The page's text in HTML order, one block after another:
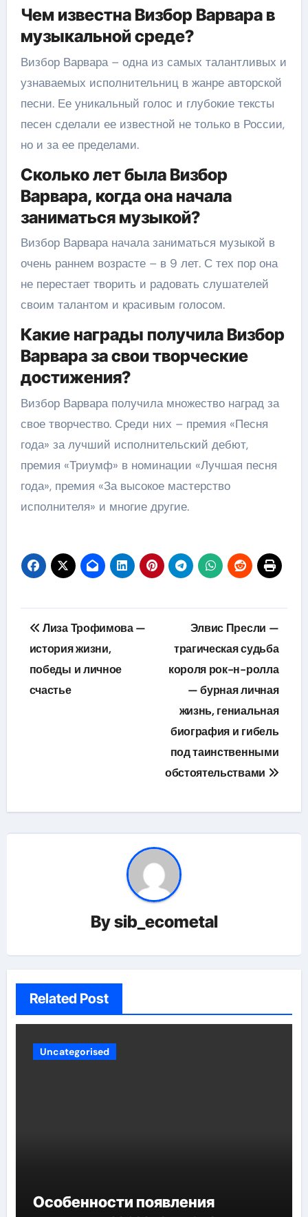
Чем известна Визбор Варвара в
музыкальной среде?
Визбор Варвара – одна из самых талантливых и
узнаваемых исполнительниц в жанре авторской
песни. Ее уникальный голос и глубокие тексты
песен сделали ее известной не только в России,
но и за ее пределами.
Сколько лет была Визбор
Варвара, когда она начала
заниматься музыкой?
Визбор Варвара начала заниматься музыкой в
очень раннем возрасте – в 9 лет. С тех пор она
не перестает творить и радовать слушателей
своим талантом и красивым голосом.
Какие награды получила Визбор
Варвара за свои творческие
достижения?
Визбор Варвара получила множество наград за
свое творчество. Среди них – премия «Песня
года» за лучший исполнительский дебют,
премия «Триумф» в номинации «Лучшая песня
года», премия «За высокое мастерство
исполнителя» и многие другие.
Навигация
по
записям
Лиза Трофимова —
история жизни,
победы и личное
счастье
Элвис Пресли —
трагическая судьба
короля рок-н-ролла
— бурная личная
жизнь, гениальная
биография и гибель
под таинственными
обстоятельствами
Bysib_ecometal
Related Post
Uncategorised
Особенности появления